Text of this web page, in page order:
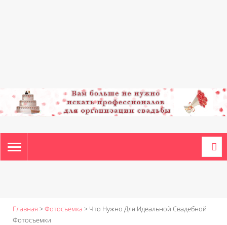
TOGGLE
NAVIGATION
Главная >Фотосъемка > Что Нужно Для Идеальной Свадебной
Фотосъемки